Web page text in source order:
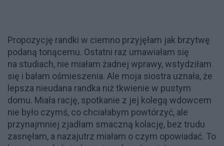
Propozycję randki w ciemno przyjęłam jak brzytwę
podaną tonącemu. Ostatni raz umawiałam się
na studiach, nie miałam żadnej wprawy, wstydziłam
się i bałam ośmieszenia. Ale moja siostra uznała, że
lepsza nieudana randka niż tkwienie w pustym
domu. Miała rację, spotkanie z jej kolegą wdowcem
nie było czymś, co chciałabym powtórzyć, ale
przynajmniej zjadłam smaczną kolację, bez trudu
zasnęłam, a nazajutrz miałam o czym opowiadać. To